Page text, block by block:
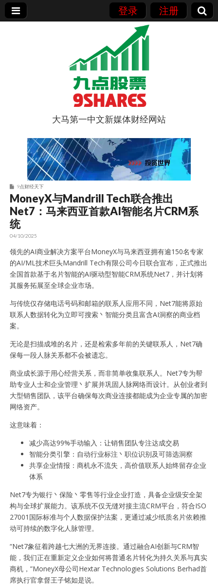
登录 注册
9点股票
大马第一中文新媒体财经网站
9点财经天下
MoneyX与Mandrill Tech联合推出
Net7：马来西亚首款AI智能名片CRM系
统
04/10/2025
领先的AI商业解决方案平台MoneyX与马来西亚拥有逾150名专家
的AI/ML技术巨头Mandrill Tech有限公司今日联合宣布，正式推出
全国首款基于名片智能的AI驱动型智能CRM系统Net7，并计划将
其服务拓展至全球企业市场。
与传统仅存储电话号码和邮箱的联系人应用不同，Net7能将原始
联系人数据转化为立即可搜索丶智能分类且富含AI洞察的商业档
案。
无论是扫描成堆的名片，还是检索多年前的关键联系人，Net7确
保每一段人脉关系都不会被遗忘。
商业成长源于用心经营关系，而非简单收集联系人。Net7专为帮
助专业人士和企业管理丶扩展并巩固人脉网络而设计。从创业者到
大型销售团队，该平台确保每次商业连接都能成为企业专属的加密
网络资产。
这意味着：
减少高达99%手动输入：让销售团队专注达成交易
智能分类引擎：自动行业标注丶职位识别及可筛选洞察
共享企业情报：商机永不流失，高价值联系人始终留存企业
体系
Net7专为银行丶保险丶零售等行业企业打造，具备企业级安全架
构与全球扩展能力。该系统不仅无缝对接主流CRM平台，符合ISO
27001国际标准与个人数据保护法案，更通过减少纸质名片依赖推
动可持续的数字化人脉管理。
“Net7象征着跨越七大洲的无界连接。通过融合AI创新与CRM智
能，我们正在重新定义企业如何将普通名片转化为持久关系与真实
商机，”MoneyX母公司Hextar Technologies Solutions Berhad首
席执行官拿督王子铭如是说。